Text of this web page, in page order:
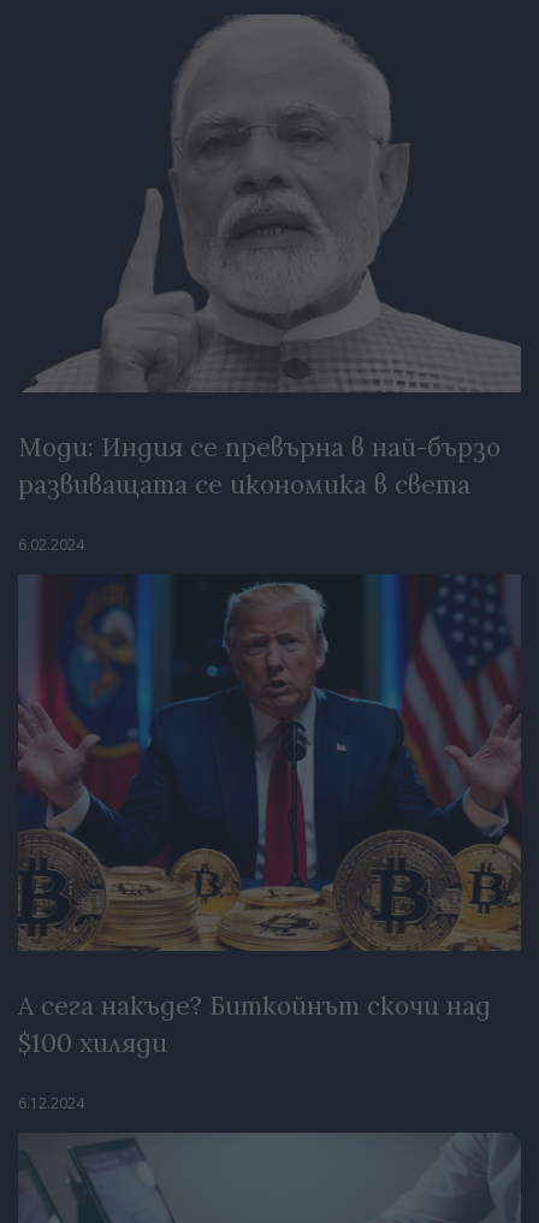
Моди: Индия се превърна в най-бързо
развиващата се икономика в света
6.02.2024
А сега накъде? Биткойнът скочи над
$100 хиляди
6.12.2024